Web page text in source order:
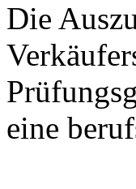
Die
eine